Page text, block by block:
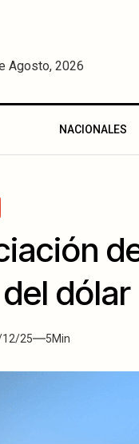
Agosto, 2026
NACIONALES
dólar
25 5Min